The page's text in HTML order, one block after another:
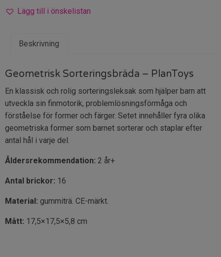
Lägg till i önskelistan
Beskrivning
Geometrisk Sorteringsbräda – PlanToys
En klassisk och rolig sorteringsleksak som hjälper barn att
utveckla sin finmotorik, problemlösningsförmåga och
förståelse för former och färger. Setet innehåller fyra olika
geometriska former som barnet sorterar och staplar efter
antal hål i varje del.
Åldersrekommendation: 2 år+
Antal brickor: 16
Material: gummiträ. CE-märkt.
Mått: 17,5×17,5×5,8 cm